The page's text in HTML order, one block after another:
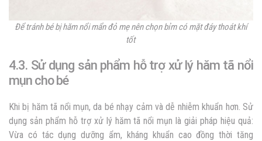
Để tránh bé bị hăm nổi mẩn đỏ mẹ nên chọn bỉm có mặt đáy thoát khí
tốt
4.3. Sử dụng sản phẩm hỗ trợ xử lý hăm tã nổi
mụn cho bé
Khi bị hăm tã nổi mụn, da bé nhạy cảm và dễ nhiễm khuẩn hơn. Sử
dụng sản phẩm hỗ trợ xử lý hăm tã nổi mụn là giải pháp hiệu quả:
Vừa có tác dụng dưỡng ẩm, kháng khuẩn cao đồng thời tăng